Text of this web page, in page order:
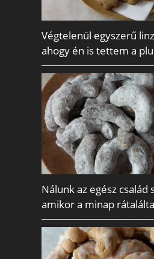
Végtelenül egyszerű
ahogy én is tettem a
Nálunk az egész
amikor a minap